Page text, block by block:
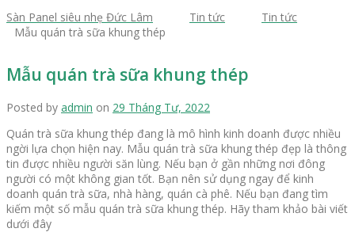
Sàn Panel siêu nhẹ Đức Lâm
Tin tức Tin tức
Mẫu quán trà sữa khung thép
Mẫu quán trà sữa khung thép
Posted by admin on 29 Tháng Tư, 2022
Quán trà sữa khung thép đang là mô hình kinh doanh được nhiều
ngời lựa chọn hiện nay. Mẫu quán trà sữa khung thép đẹp là thông
tin được nhiều người săn lùng. Nếu bạn ở gần những nơi đông
người có một không gian tốt. Bạn nên sử dụng ngay để kinh
doanh quán trà sữa, nhà hàng, quán cà phê. Nếu bạn đang tìm
kiếm một số mẫu quán trà sữa khung thép. Hãy tham khảo bài viết
dưới đây